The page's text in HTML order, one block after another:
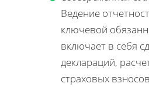
Ведение
ключевой
включает в себя
деклараций,
страховых